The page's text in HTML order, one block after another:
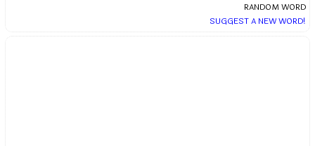
RANDOM WORD
SUGGEST A NEW WORD!